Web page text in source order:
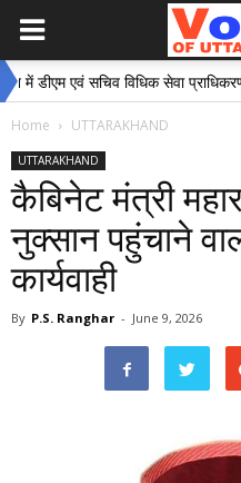
एवं सचिव विधिक सेवा प्राधिकरण ने
Home UTTARAKHAND
UTTARAKHAND
कैबिनेट मंत्री
नुक्सान पहुंचाने
कार्यवाही
By P.S. Ranghar - June 9, 2026